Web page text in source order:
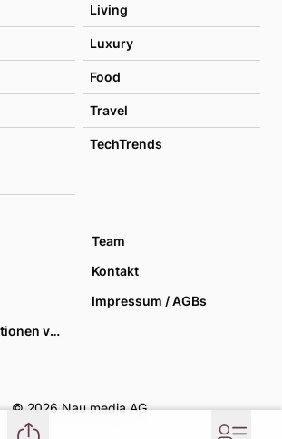
Living
Luxury
Food
Travel
TechTrends
Team
Kontakt
Impressum / AGBs
Datenschutzoptionen verwalten
© 2026 Nau media AG